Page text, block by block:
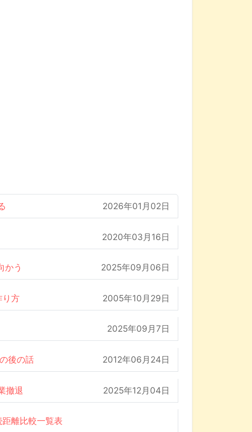
2026年01月02日
2020年03月16日
かう 2025年09月06日
り方 2005年10月29日
2025年09月7日
後の話 2012年06月24日
撤退 2025年12月04日
離比較一覧表